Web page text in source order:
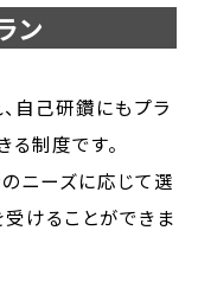
ン
自己研鑽にもプラ
制度です。
ニーズに応じて選
けることができま